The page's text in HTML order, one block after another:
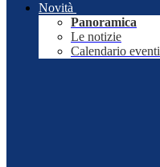
Novità
Panoramica
Le notizie
Calendario eventi